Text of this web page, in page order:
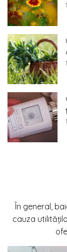
În general,
cauza